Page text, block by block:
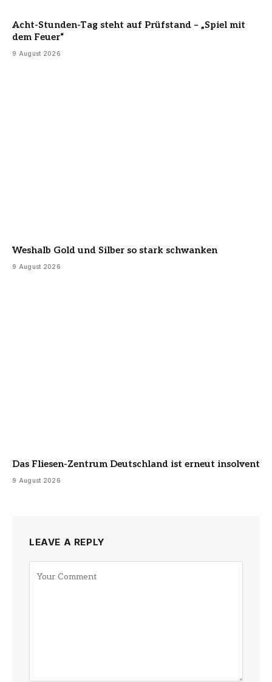
Acht-Stunden-Tag steht auf Prüfstand – „Spiel mit
dem Feuer“
9 August 2026
Weshalb Gold und Silber so stark schwanken
9 August 2026
Das Fliesen-Zentrum Deutschland ist erneut insolvent
9 August 2026
LEAVE A REPLY